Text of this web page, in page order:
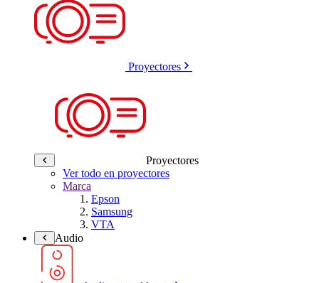
Proyectores
Proyectores
Ver todo en proyectores
Marca
Epson
Samsung
VTA
Audio